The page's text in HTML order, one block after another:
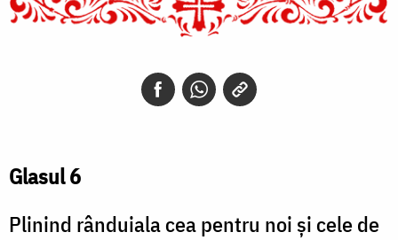
Glasul 6
Plinind rânduiala cea pentru noi și cele de